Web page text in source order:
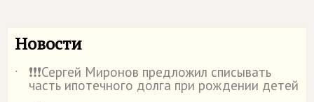
Новости
˙ ❗️❗️❗️Сергей Миронов предложил списывать
часть ипотечного долга при рождении детей